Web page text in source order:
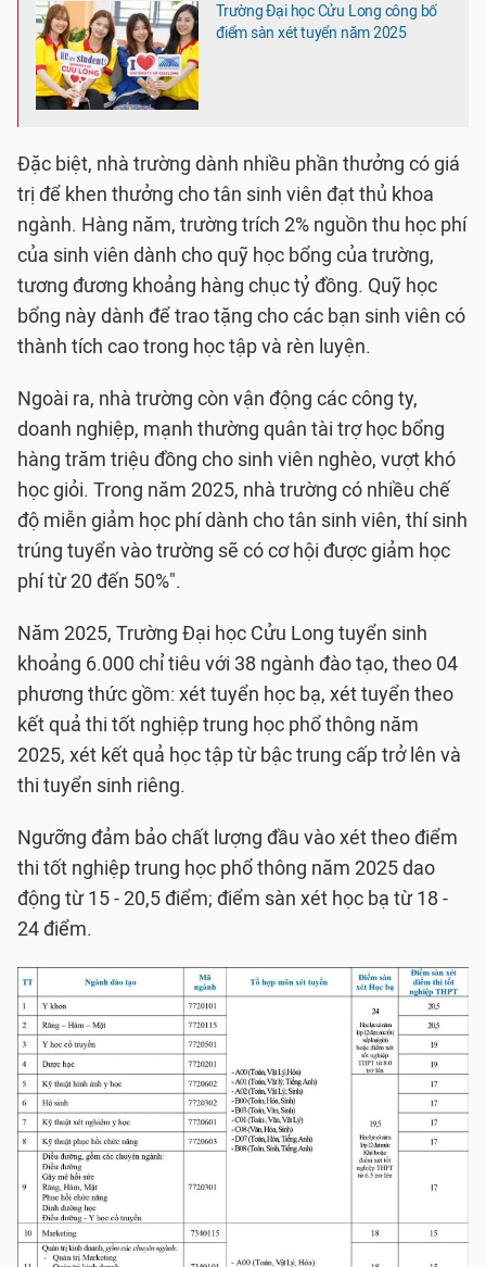
Trường Đại học Cửu Long công bố
điểm sàn xét tuyển năm 2025
Đặc biệt, nhà trường dành nhiều phần thưởng có giá
trị để khen thưởng cho tân sinh viên đạt thủ khoa
ngành. Hàng năm, trường trích 2% nguồn thu học phí
của sinh viên dành cho quỹ học bổng của trường,
tương đương khoảng hàng chục tỷ đồng. Quỹ học
bổng này dành để trao tặng cho các bạn sinh viên có
thành tích cao trong học tập và rèn luyện.
Ngoài ra, nhà trường còn vận động các công ty,
doanh nghiệp, mạnh thường quân tài trợ học bổng
hàng trăm triệu đồng cho sinh viên nghèo, vượt khó
học giỏi. Trong năm 2025, nhà trường có nhiều chế
độ miễn giảm học phí dành cho tân sinh viên, thí sinh
trúng tuyển vào trường sẽ có cơ hội được giảm học
phí từ 20 đến 50%".
Năm 2025, Trường Đại học Cửu Long tuyển sinh
khoảng 6.000 chỉ tiêu với 38 ngành đào tạo, theo 04
phương thức gồm: xét tuyển học bạ, xét tuyển theo
kết quả thi tốt nghiệp trung học phổ thông năm
2025, xét kết quả học tập từ bậc trung cấp trở lên và
thi tuyển sinh riêng.
Ngưỡng đảm bảo chất lượng đầu vào xét theo điểm
thi tốt nghiệp trung học phổ thông năm 2025 dao
động từ 15 - 20,5 điểm; điểm sàn xét học bạ từ 18 -
24 điểm.